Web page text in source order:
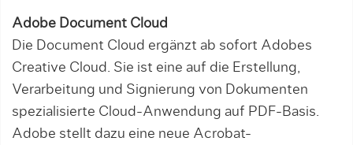
Adobe Document Cloud
Die Document Cloud ergänzt ab sofort Adobes
Crea­tive Cloud. Sie ist eine auf die Erstellung,
Verarbeitung und Signierung von Dokumenten
spezialisierte Cloud-Anwendung auf PDF-Basis.
Adobe stellt dazu eine neue Acrobat-